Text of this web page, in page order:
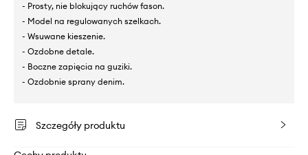
- Prosty, nie blokujący ruchów fason.
- Model na regulowanych szelkach.
- Wsuwane kieszenie.
- Ozdobne detale.
- Boczne zapięcia na guziki.
- Ozdobnie sprany denim.
Szczegóły produktu